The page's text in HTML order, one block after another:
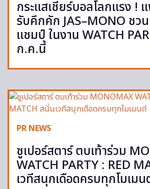
กระแสเชียร์บอลโลกแรง !
รับคึกคัก JAS–MONO ชว
แชมป์ ในงาน WATCH
ก.ค.นี้
PR NEWS
ซูเปอร์สตาร์ ตบเท้าร่วม
WATCH PARTY : RED
เวทีสนุกเดือดครบทุกโมเม